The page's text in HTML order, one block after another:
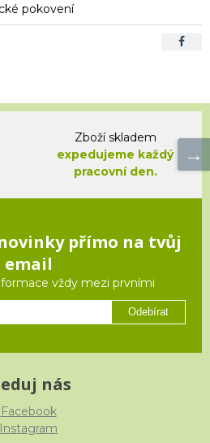
pokovení
Zboží skladem
expedujeme každý
pracovní den.
přímo na tvůj
email
vždy mezi prvními
Odebírat
nás
Facebook
Instagram